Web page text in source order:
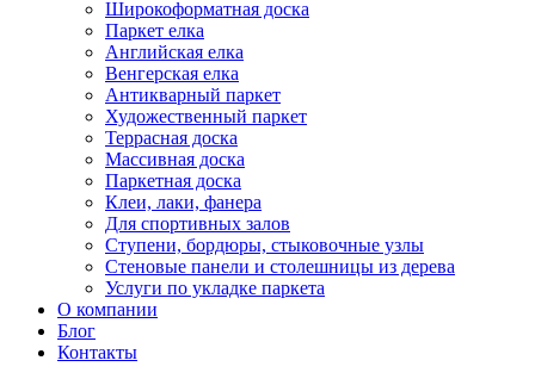
Широкоформатная доска
Паркет елка
Английская елка
Венгерская елка
Антикварный паркет
Художественный паркет
Террасная доска
Массивная доска
Паркетная доска
Клеи, лаки, фанера
Для спортивных залов
Ступени, бордюры, стыковочные узлы
Стеновые панели и столешницы из дерева
Услуги по укладке паркета
О компании
Блог
Контакты